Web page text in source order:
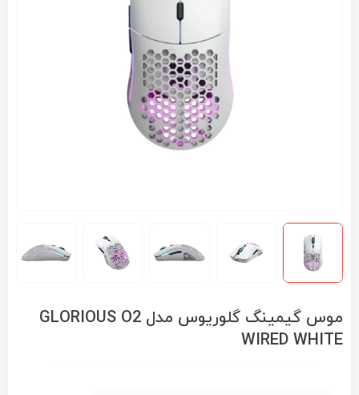
موس گیمینگ گلوریوس مدل GLORIOUS O2
WIRED WHITE